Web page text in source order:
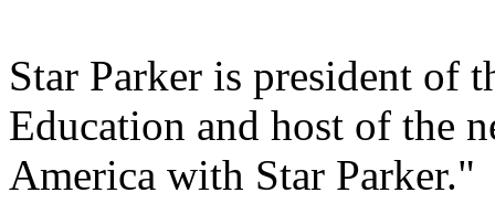
Star Parker is president of
Education and host of the
America with Star Parker."